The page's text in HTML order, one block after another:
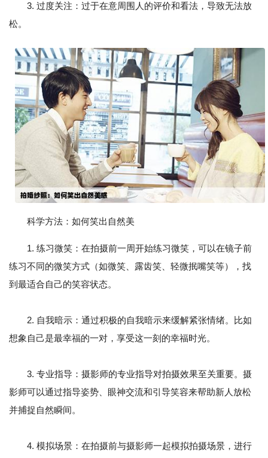
3. 过度关注：过于在意周围人的评价和看法，导致无法放
松。
科学方法：如何笑出自然美
1. 练习微笑：在拍摄前一周开始练习微笑，可以在镜子前
练习不同的微笑方式（如微笑、露齿笑、轻微抿嘴笑等），找
到最适合自己的笑容状态。
2. 自我暗示：通过积极的自我暗示来缓解紧张情绪。比如
想象自己是最幸福的一对，享受这一刻的幸福时光。
3. 专业指导：摄影师的专业指导对拍摄效果至关重要。摄
影师可以通过指导姿势、眼神交流和引导笑容来帮助新人放松
并捕捉自然瞬间。
4. 模拟场景：在拍摄前与摄影师一起模拟拍摄场景，进行